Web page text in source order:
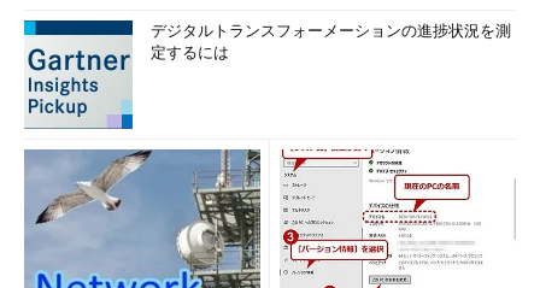
デジタルトランスフォーメーションの進捗状況を測
定するには